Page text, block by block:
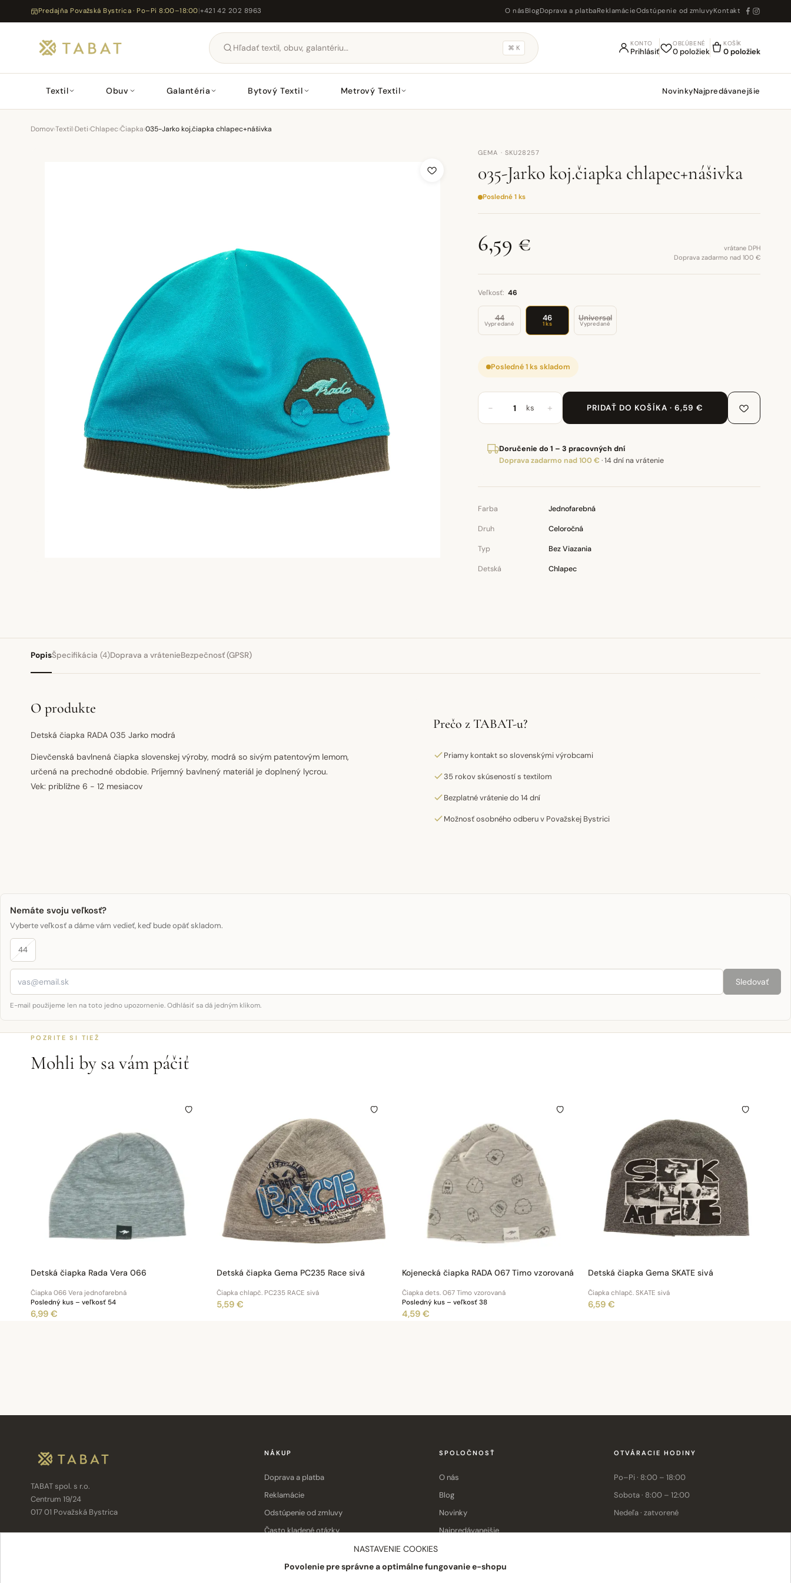
Predajňa Považská Bystrica · Po–Pi 8:00–18:00|+421 42 202 8963 O nás BlogDoprava a platbaReklamácieOdstúpenie od zmluvyKontakt
⌘ K
KONTO
Prihlásiť
OBĽÚBENÉ
0 položiek
KOŠÍK
0 položiek
Textil Obuv Galantéria Bytový Textil Metrový Textil NovinkyNajpredávanejšie
Domov›Textil›Deti›Chlapec›Čiapka›035-Jarko koj.čiapka chlapec+nášivka
GEMA · SKU28257
035-Jarko koj.čiapka chlapec+nášivka
Posledné 1 ks
6,59 €
vrátane DPH
Doprava zadarmo nad 100 €
Veľkosť: 46
44
Vypredané
46
1 ks
Universal
Vypredané
Posledné 1 ks skladom
− ks + PRIDAŤ DO KOŠÍKA · 6,59 €
Doručenie do 1 – 3 pracovných dní
Doprava zadarmo nad 100 € ·14 dní na vrátenie
Farba Jednofarebná
Druh Celoročná
Typ Bez Viazania
Detská Chlapec
PopisŠpecifikácia (4)Doprava a vrátenieBezpečnosť (GPSR)
O produkte
Detská čiapka RADA 035 Jarko modrá
Dievčenská bavlnená čiapka slovenskej výroby, modrá so sivým patentovým lemom,
určená na prechodné obdobie. Príjemný bavlnený materiál je doplnený lycrou.
Vek: približne 6 - 12 mesiacov
Prečo z TABAT-u?
Priamy kontakt so slovenskými výrobcami
35 rokov skúseností s textilom
Bezplatné vrátenie do 14 dní
Možnosť osobného odberu v Považskej Bystrici
Nemáte svoju veľkosť?
Vyberte veľkosť a dáme vám vedieť, keď bude opäť skladom.
44
Sledovať
E-mail použijeme len na toto jedno upozornenie. Odhlásiť sa dá jedným klikom.
POZRITE SI TIEŽ
Mohli by sa vám páčiť
Detská čiapka Rada Vera 066
Čiapka 066 Vera jednofarebná
Posledný kus – veľkosť 54
6,99 €
Detská čiapka Gema PC235 Race sivá
Čiapka chlapč. PC235 RACE sivá
5,59 €
Kojenecká čiapka RADA 067 Timo vzorovaná
Čiapka dets. 067 Timo vzorovaná
Posledný kus – veľkosť 38
4,59 €
Detská čiapka Gema SKATE sivá
Čiapka chlapč. SKATE sivá
6,59 €
TABAT spol. s r.o.
Centrum 19/24
017 01 Považská Bystrica
NÁKUP
Doprava a platba
Reklamácie
Odstúpenie od zmluvy
Často kladené otázky
SPOLOČNOSŤ
O nás
Blog
Novinky
Najpredávanejšie
OTVÁRACIE HODINY
Po–Pi · 8:00 – 18:00
Sobota · 8:00 – 12:00
Nedeľa · zatvorené
NASTAVENIE COOKIES
Povolenie pre správne a optimálne fungovanie e-shopu